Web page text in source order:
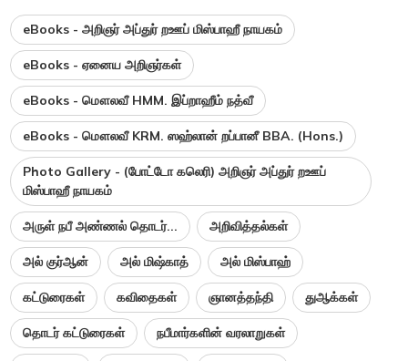
eBooks - அறிஞர் அப்துர் றஊப் மிஸ்பாஹீ நாயகம்
eBooks - ஏனைய அறிஞர்கள்
eBooks - மௌலவீ HMM. இப்றாஹீம் நத்வீ
eBooks - மௌலவீ KRM. ஸஹ்லான் றப்பானீ BBA. (Hons.)
Photo Gallery - (போட்டோ கலெரி) அறிஞர் அப்துர் றஊப்
மிஸ்பாஹீ நாயகம்
அருள் நபீ அண்ணல் தொடர்... அறிவித்தல்கள்
அல் குர்ஆன் அல் மிஷ்காத் அல் மிஸ்பாஹ்
கட்டுரைகள் கவிதைகள் ஞானத்தந்தி துஆக்கள்
தொடர் கட்டுரைகள் நபீமார்களின் வரலாறுகள்